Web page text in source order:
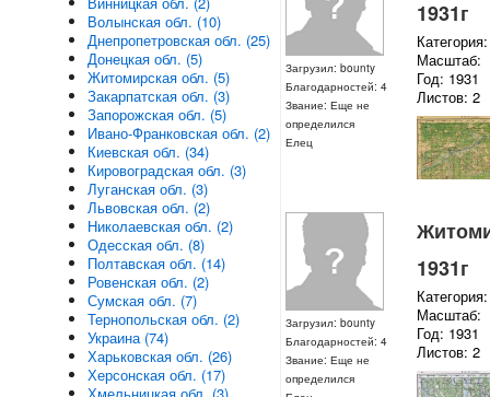
Загрузил: bounty
Благодарностей: 4
Звание: Еще не
определился
Елец
1931г
Масштаб:
Год: 1931
Листов: 2
Загрузил: bounty
Благодарностей: 4
Звание: Еще не
определился
1931г
Масштаб:
Год: 1931
Листов: 2
Волынская обл. (10)
Днепропетровская обл. (25)
Донецкая обл. (5)
Житомирская обл. (5)
Закарпатская обл. (3)
Запорожская обл. (5)
Ивано-Франковская обл. (2)
Киевская обл. (34)
Кировоградская обл. (3)
Луганская обл. (3)
Львовская обл. (2)
Николаевская обл. (2)
Одесская обл. (8)
Полтавская обл. (14)
Ровенская обл. (2)
Сумская обл. (7)
Тернопольская обл. (2)
Украина (74)
Харьковская обл. (26)
Херсонская обл. (17)